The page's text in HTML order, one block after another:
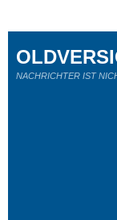
NACHRICHTER IST